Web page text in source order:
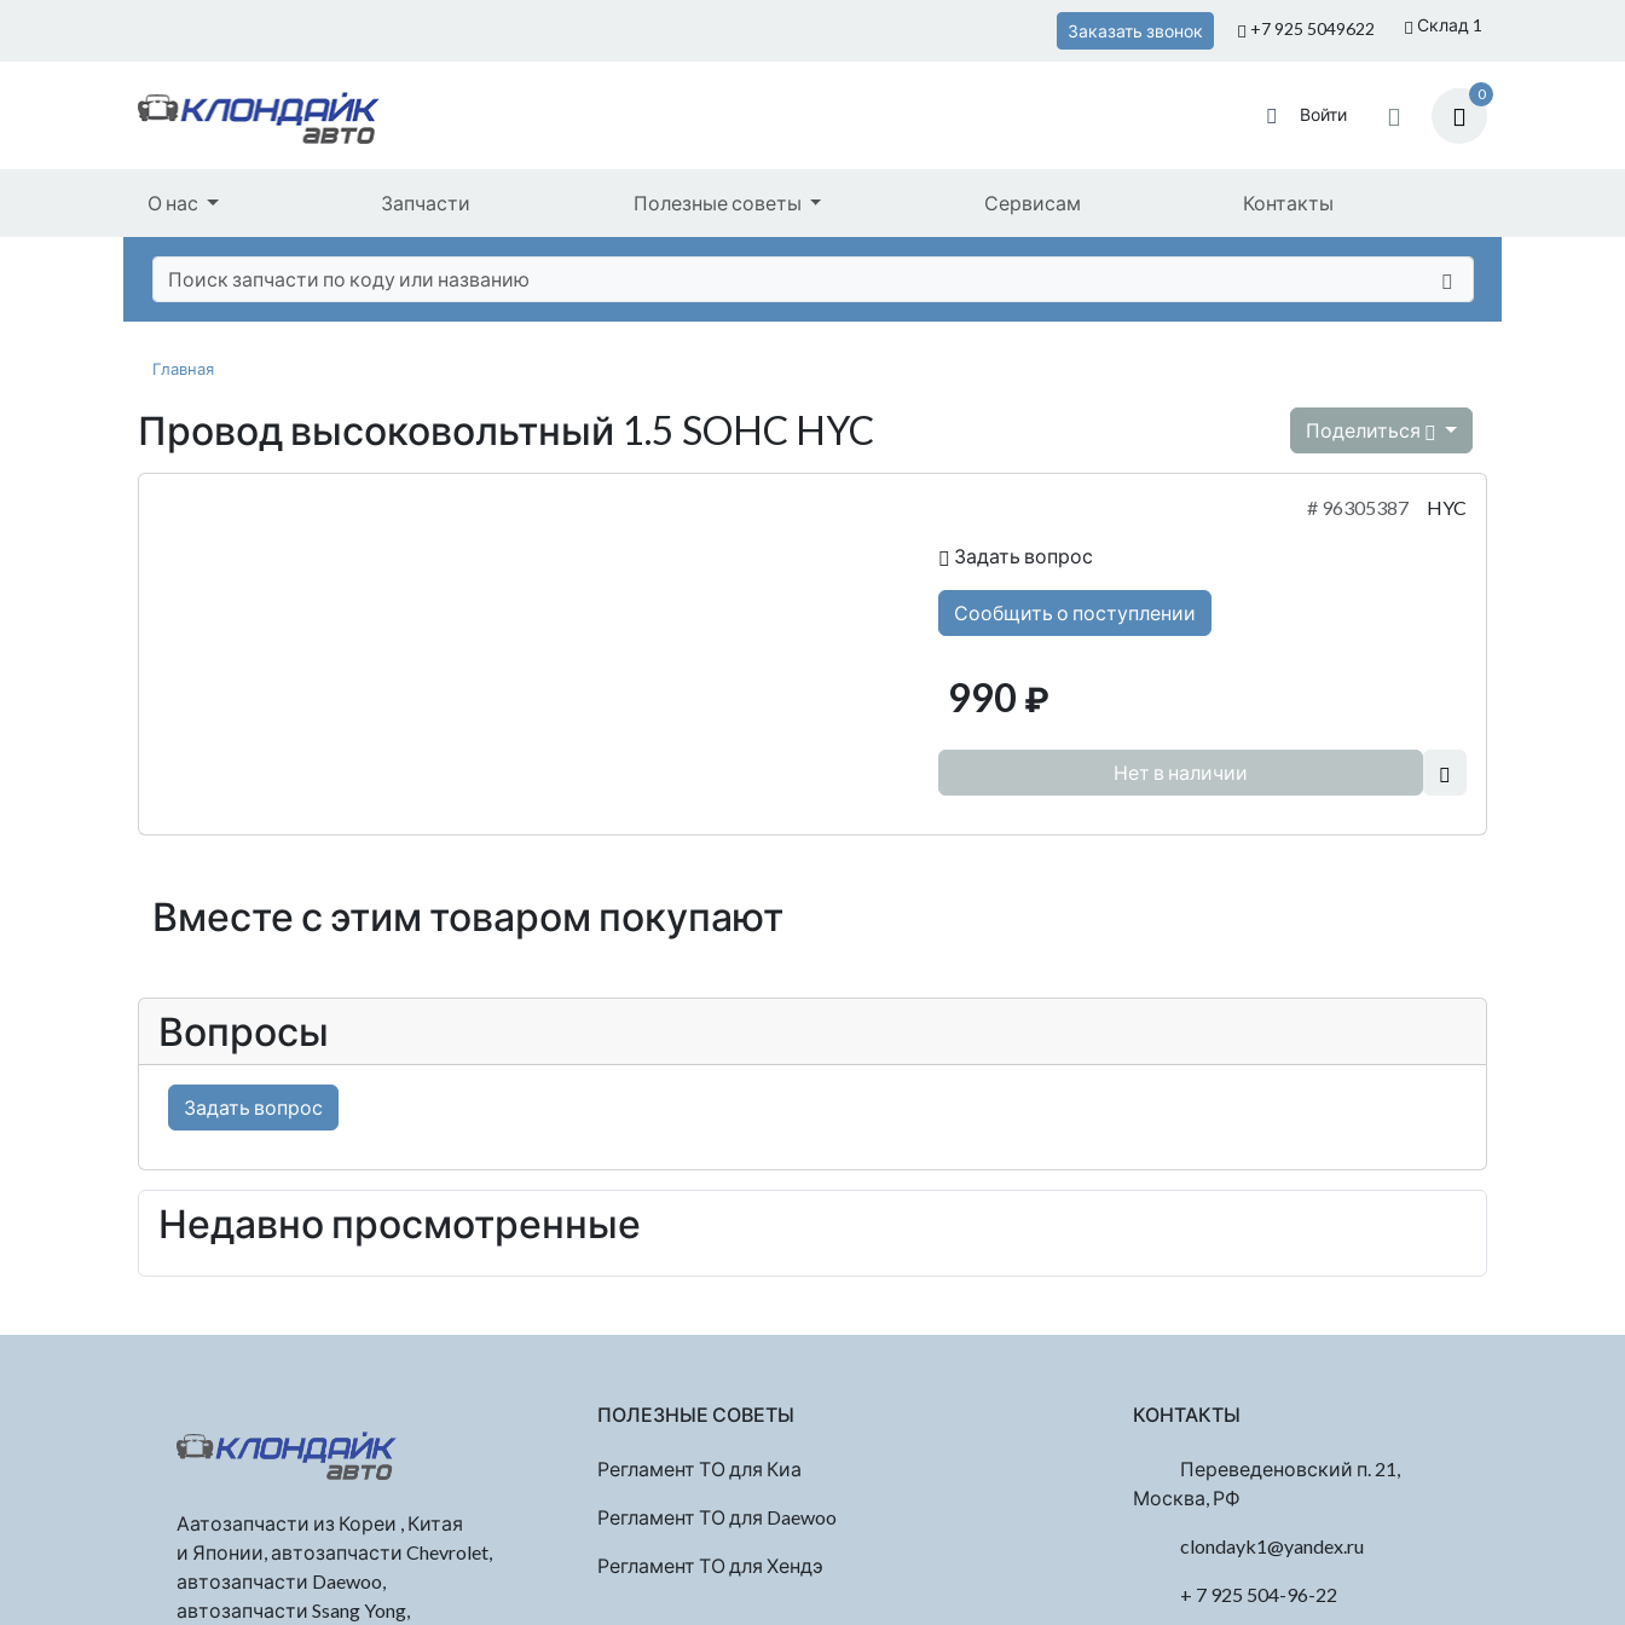
Склад 1
Заказать звонок +7 925 5049622
Войти
0
О нас Запчасти Полезные советы Сервисам Контакты
Главная
Провод высоковольтный 1.5 SOHC HYC Поделиться
# 96305387 HYC
Задать вопрос
Сообщить о поступлении
990 ₽
Нет в наличии
Вместе с этим товаром покупают
Вопросы
Задать вопрос
Недавно просмотренные
Аатозапчасти из Кореи , Китая
и Японии, автозапчасти Chevrolet,
автозапчасти Daewoo,
автозапчасти Ssang Yong,
ПОЛЕЗНЫЕ СОВЕТЫ
Регламент ТО для Киа
Регламент ТО для Daewoo
Регламент ТО для Хендэ
КОНТАКТЫ
Переведеновский п. 21,
Москва, РФ
clondayk1@yandex.ru
+ 7 925 504-96-22